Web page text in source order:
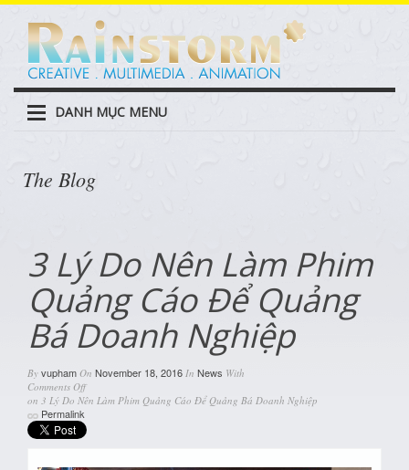
DANH MỤC MENU
The Blog
3 Lý Do Nên Làm Phim
Quảng Cáo Để Quảng
Bá Doanh Nghiệp
By vupham On November 18, 2016 In News With
Comments Off
on 3 Lý Do Nên Làm Phim Quảng Cáo Để Quảng Bá Doanh Nghiệp
Permalink